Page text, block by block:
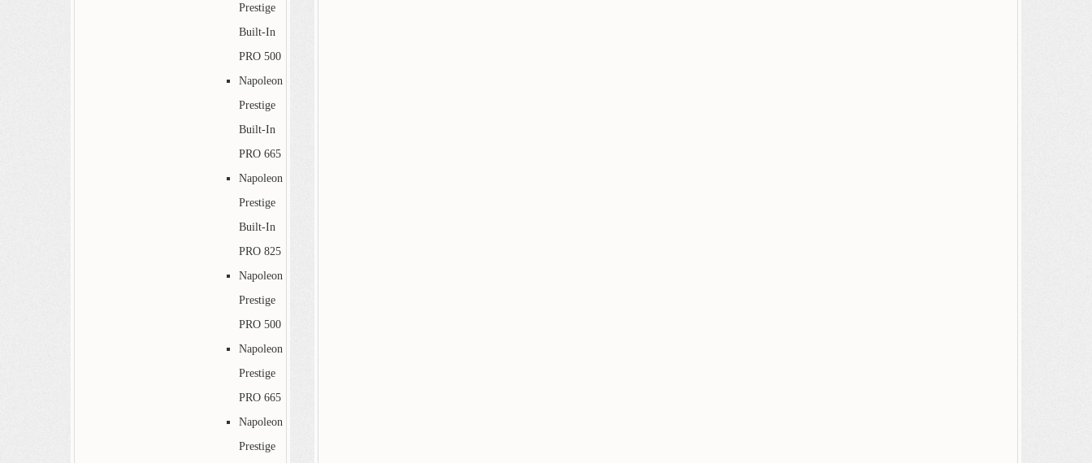
Prestige
Built-In
PRO 500
Napoleon
Prestige
Built-In
PRO 665
Napoleon
Prestige
Built-In
PRO 825
Napoleon
Prestige
PRO 500
Napoleon
Prestige
PRO 665
Napoleon
Prestige